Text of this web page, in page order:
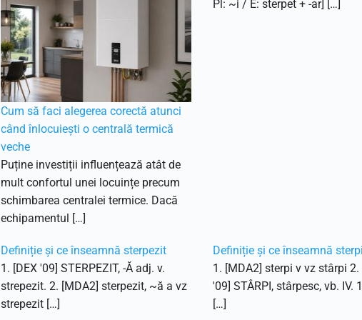
Cum să faci alegerea corectă atunci
când înlocuiești o centrală termică
veche
Puține investiții influențează atât de
mult confortul unei locuințe precum
schimbarea centralei termice. Dacă
echipamentul […]
Pl: ~i / E: sterpet + -ar] […]
Definiție și ce înseamnă sterpezit
1. [DEX '09] STERPEZIT, -Ă adj. v.
strepezit. 2. [MDA2] sterpezit, ~ă a vz
strepezit […]
Definiție și ce înseamnă
1. [MDA2] sterpi v vz stârpi 2.
'09] STÂRPI, stârpesc, vb. IV.
[…]